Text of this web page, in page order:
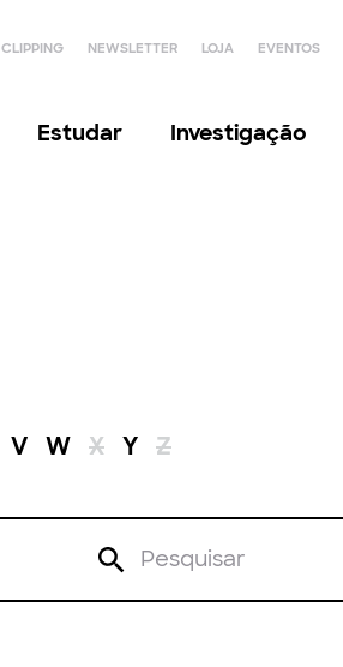
CLIPPING NEWSLETTER LOJA EVENTOS
Estudar Investigação
V W X Y Z